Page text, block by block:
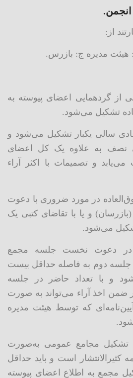
مدیره ج: بازرس.
از گردهمایی اعضای پیوسته به
تشکیل می‌شود.
سالی یکبار تشکیل می‌شود و
نصف به علاوه یک کل اعضای
و تصمیمات با اکثر آراء
در مورد ضروری با دعوت
و یا با تقاضای کتبی یک
می‌شود.
در دعوت نخست جلسه مجمع
دوم به فاصله حداقل بیست
و با تعداد حاضر در جلسه
ضمن اخذ آراء می‌تواند به صورت
که توسط هیئت مدیره
برای تشکیل مجامع عمومی به‌صورت
کثیرالانتشار است و باید حداقل
مجمع به اطلاع اعضای پیوسته